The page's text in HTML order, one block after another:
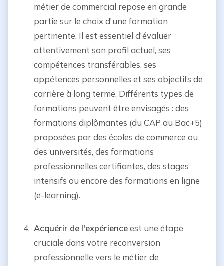
métier de commercial repose en grande
partie sur le choix d'une formation
pertinente. Il est essentiel d'évaluer
attentivement son profil actuel, ses
compétences transférables, ses
appétences personnelles et ses objectifs de
carrière à long terme. Différents types de
formations peuvent être envisagés : des
formations diplômantes (du CAP au Bac+5)
proposées par des écoles de commerce ou
des universités, des formations
professionnelles certifiantes, des stages
intensifs ou encore des formations en ligne
(e-learning).
Acquérir de l'expérienceest une étape
cruciale dans votre reconversion
professionnelle vers le métier de